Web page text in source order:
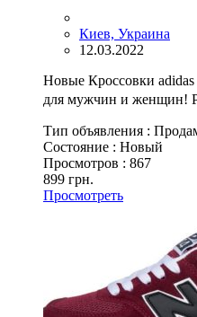
Киев, Украина
12.03.2022
Новые Кроссовки adidas
для мужчин и женщин!
Тип объявления :
Состояние : Новый
Просмотров : 867
899 грн.
Просмотреть